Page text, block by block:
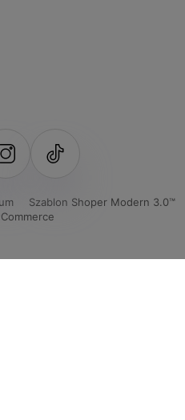
Szablon Shoper Modern 3.0™